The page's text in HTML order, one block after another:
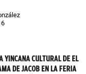
YINCANA CULTURAL DE EL
DE JACOB EN LA FERIA